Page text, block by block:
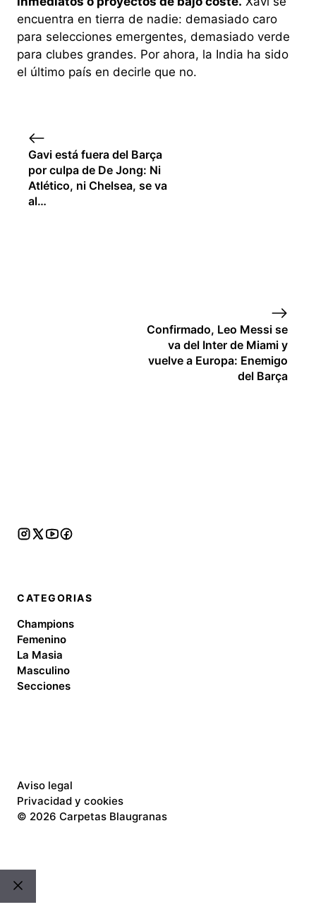
encuentra en tierra de nadie: demasiado caro
para selecciones emergentes, demasiado verde
para clubes grandes. Por ahora, la India ha sido
el último país en decirle que no.
Gavi está fuera del Barça
por culpa de De Jong: Ni
Atlético, ni Chelsea, se va
al…
Confirmado, Leo Messi se
va del Inter de Miami y
vuelve a Europa: Enemigo
del Barça
CATEGORIAS
Champions
Femenino
La Masia
Masculino
Secciones
© 2026 Carpetas Blaugranas
Aviso legal
Privacidad y cookies
Cerrar